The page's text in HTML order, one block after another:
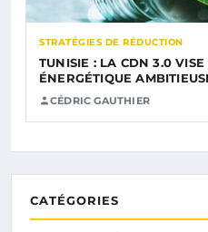
STRATÉGIES DE RÉDUCTION
TUNISIE : LA CDN 3.0
ÉNERGÉTIQUE
CÉDRIC GAUTHIER
CATÉGORIES